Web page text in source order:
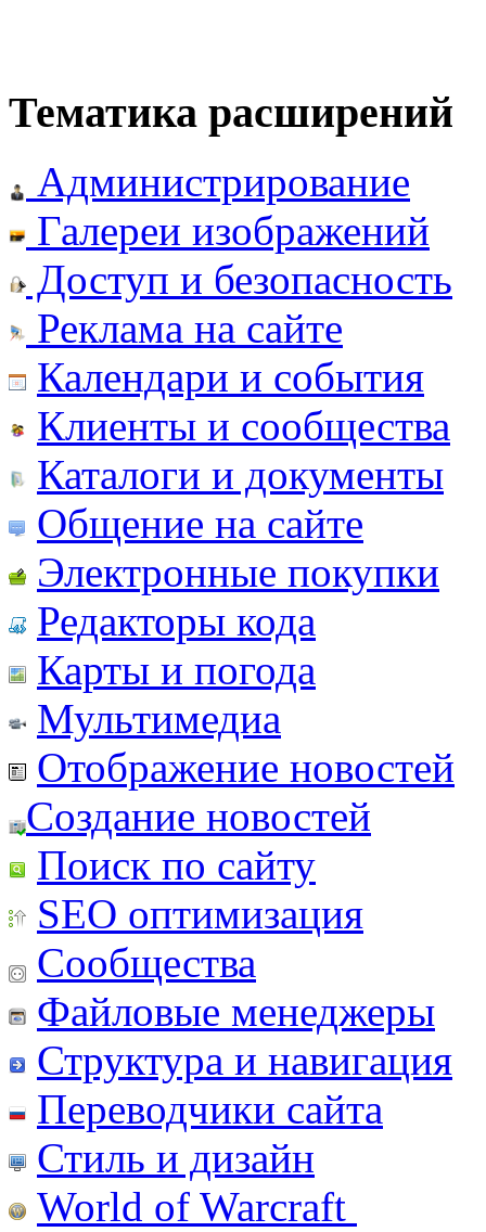
Тематика расширений
Администрирование
Галереи изображений
Доступ и безопасность
Реклама на сайте
Календари и события
Клиенты и сообщества
Каталоги и документы
Общение на сайте
Электронные покупки
Редакторы кода
Карты и погода
Мультимедиа
Отображение новостей
Создание новостей
Поиск по сайту
SEO оптимизация
Сообщества
Файловые менеджеры
Структура и навигация
Переводчики сайта
Стиль и дизайн
World of Warcraft